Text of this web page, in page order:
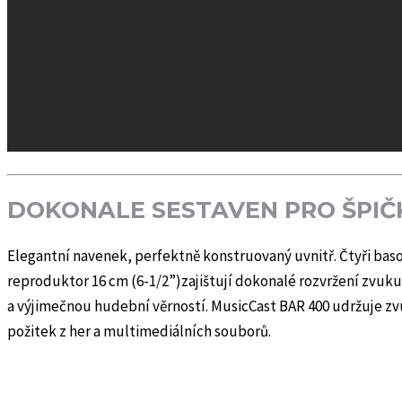
DOKONALE SESTAVEN PRO
Elegantní navenek, perfektně konstruovaný uvnitř. Čtyři
reproduktor 16 cm (6-1/2”)zajištují dokonalé rozvržení
a výjimečnou hudební věrností. MusicCast BAR 400
požitek z her a multimediálních souborů.